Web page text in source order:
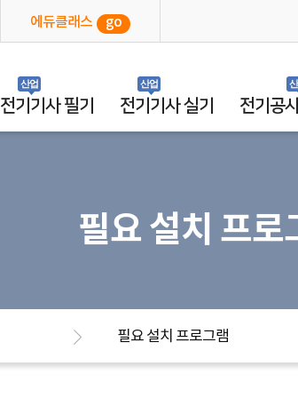
에듀클래스 go
전기기사 필기
산업
전기기사 실기
산업
전기공
필요 설치 프로
필요 설치 프로그램